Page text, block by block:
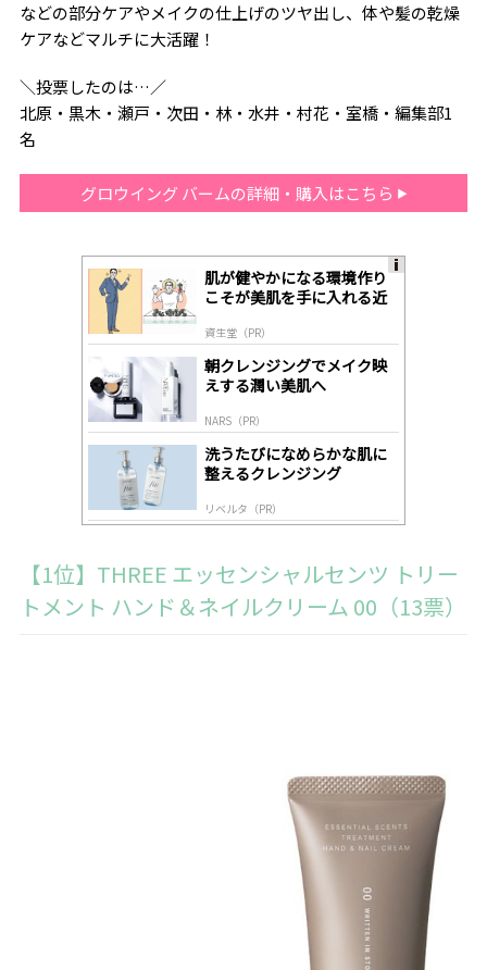
などの部分ケアやメイクの仕上げのツヤ出し、体や髪の乾燥
ケアなどマルチに大活躍！
＼投票したのは…／
北原・黒木・瀬戸・次田・林・水井・村花・室橋・編集部1
名
グロウイング バームの詳細・購入はこちら
肌が健やかになる環境作り
こそが美肌を手に入れる近
資生堂（PR）
朝クレンジングでメイク映
えする潤い美肌へ
NARS（PR）
洗うたびになめらかな肌に
整えるクレンジング
リベルタ（PR）
【1位】THREE エッセンシャルセンツ トリー
トメント ハンド＆ネイルクリーム 00（13票）